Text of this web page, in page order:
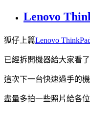
Lenovo
狐仔上篇Lenovo
已經拆開機器給大家看
這次下一台快速過手的
盡量多拍一些照片給各